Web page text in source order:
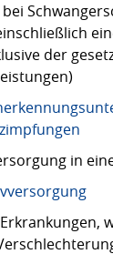
der
in